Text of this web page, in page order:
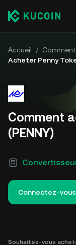
Accueil /
Acheter Penny
Comment
(PENNY)
Connectez-vous
Souhaitez-vous